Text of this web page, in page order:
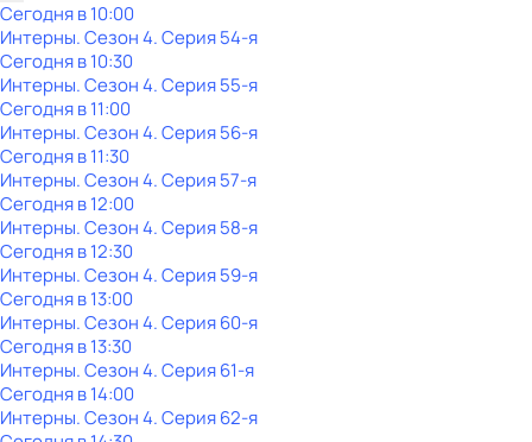
Сегодня в 10:00
Интерны. Сезон 4. Серия 54-я
Сегодня в 10:30
Интерны. Сезон 4. Серия 55-я
Сегодня в 11:00
Интерны. Сезон 4. Серия 56-я
Сегодня в 11:30
Интерны. Сезон 4. Серия 57-я
Сегодня в 12:00
Интерны. Сезон 4. Серия 58-я
Сегодня в 12:30
Интерны. Сезон 4. Серия 59-я
Сегодня в 13:00
Интерны. Сезон 4. Серия 60-я
Сегодня в 13:30
Интерны. Сезон 4. Серия 61-я
Сегодня в 14:00
Интерны. Сезон 4. Серия 62-я